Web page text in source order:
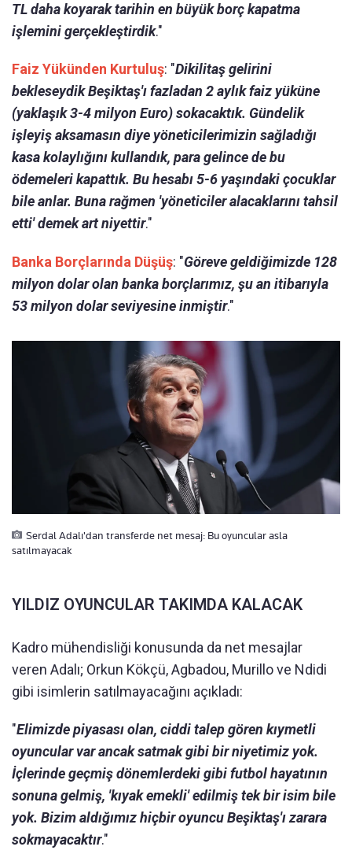
TL daha koyarak tarihin en büyük borç kapatma
işlemini gerçekleştirdik."
Faiz Yükünden Kurtuluş: "Dikilitaş gelirini
bekleseydik Beşiktaş'ı fazladan 2 aylık faiz yüküne
(yaklaşık 3-4 milyon Euro) sokacaktık. Gündelik
işleyiş aksamasın diye yöneticilerimizin sağladığı
kasa kolaylığını kullandık, para gelince de bu
ödemeleri kapattık. Bu hesabı 5-6 yaşındaki çocuklar
bile anlar. Buna rağmen 'yöneticiler alacaklarını tahsil
etti' demek art niyettir."
Banka Borçlarında Düşüş: "Göreve geldiğimizde 128
milyon dolar olan banka borçlarımız, şu an itibarıyla
53 milyon dolar seviyesine inmiştir."
Serdal Adalı'dan transferde net mesaj: Bu oyuncular asla
satılmayacak
YILDIZ OYUNCULAR TAKIMDA KALACAK
Kadro mühendisliği konusunda da net mesajlar
veren Adalı; Orkun Kökçü, Agbadou, Murillo ve Ndidi
gibi isimlerin satılmayacağını açıkladı:
"Elimizde piyasası olan, ciddi talep gören kıymetli
oyuncular var ancak satmak gibi bir niyetimiz yok.
İçlerinde geçmiş dönemlerdeki gibi futbol hayatının
sonuna gelmiş, 'kıyak emekli' edilmiş tek bir isim bile
yok. Bizim aldığımız hiçbir oyuncu Beşiktaş'ı zarara
sokmayacaktır."